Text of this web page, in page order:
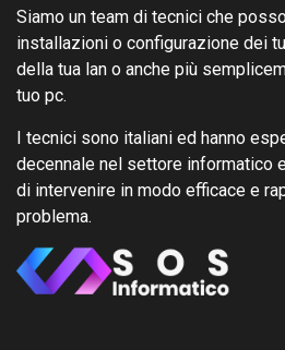
Siamo un team di tecnici che
installazioni o configurazione dei
della tua lan o anche più
tuo pc.
I tecnici sono italiani ed hanno
decennale nel settore informatico
di intervenire in modo efficace e
problema.